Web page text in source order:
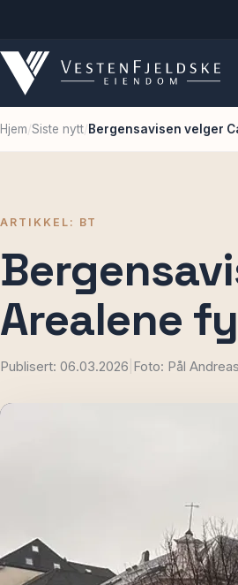
Hjem/Siste nytt/Bergensavisen velger
ARTIKKEL: BT
Arealene
Publisert: 06.03.2026 Foto: Pål